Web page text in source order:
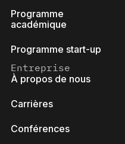
Programme
académique
Programme start-up
Entreprise
À propos de nous
Carrières
Conférences